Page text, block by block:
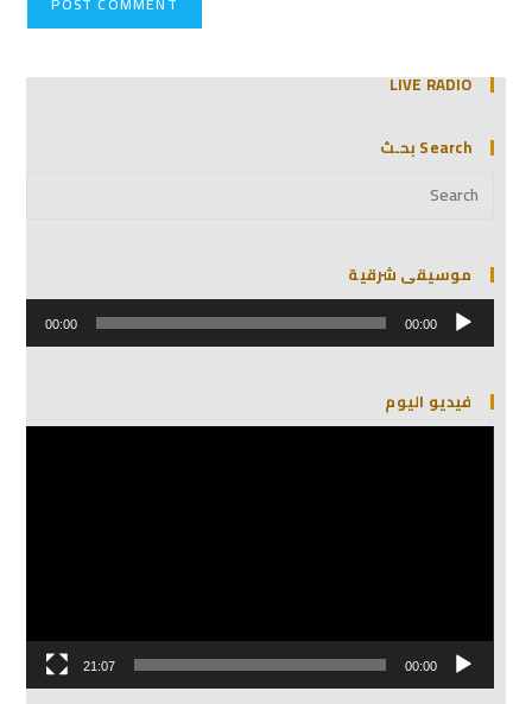
LIVE RADIO
Search بحـث
موسيقى شرقية
مشغل
الصوت 00:00
00:00
فيديو اليوم
مشغل
00:00
21:07